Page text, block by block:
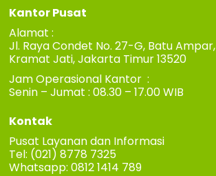
Kantor Pusat
Alamat :
Jl. Raya Condet No. 27-G, Batu Ampar,
Kramat Jati, Jakarta Timur 13520
Jam Operasional Kantor :
Senin – Jumat : 08.30 – 17.00 WIB
Kontak
Pusat Layanan dan Informasi
Tel: (021) 8778 7325
Whatsapp: 0812 1414 789